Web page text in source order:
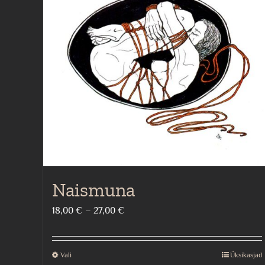
Naismuna
18,00 € – 27,00 €
18,00 €
Vali Üksikasjad